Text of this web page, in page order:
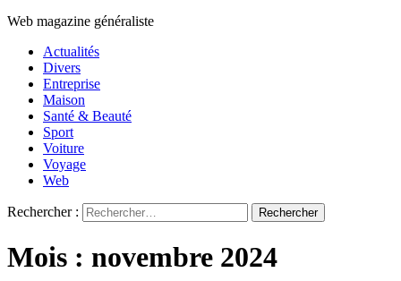
Web magazine généraliste
Actualités
Divers
Entreprise
Maison
Santé & Beauté
Sport
Voiture
Voyage
Web
Rechercher :
Mois : novembre 2024